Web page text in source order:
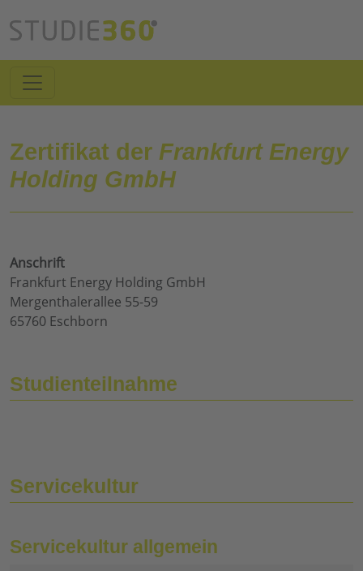
Zertifikat der Frankfurt Energy
Holding GmbH
Anschrift
Frankfurt Energy Holding GmbH
Mergenthalerallee 55-59
65760 Eschborn
Studienteilnahme
Servicekultur
Servicekultur allgemein